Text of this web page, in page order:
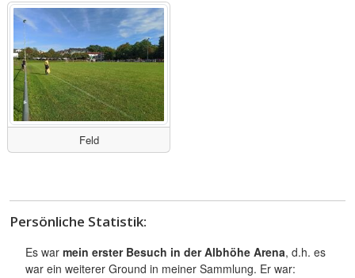
Feld
Persönliche Statistik:
Es war mein erster Besuch in der Albhöhe Arena, d.h. es
war ein weiterer Ground in meiner Sammlung. Er war: